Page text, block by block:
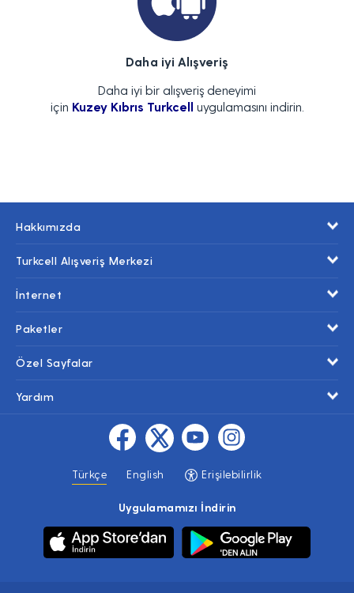
Daha iyi Alışveriş
Daha iyi bir alışveriş deneyimi
için Kuzey Kıbrıs Turkcell uygulamasını indirin.
Hakkımızda
Turkcell Alışveriş Merkezi
İnternet
Paketler
Özel Sayfalar
Yardım
Türkçe English Erişilebilirlik
Uygulamamızı İndirin